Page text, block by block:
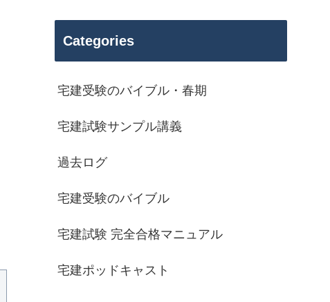
Categories
宅建受験のバイブル・春期
宅建試験サンプル講義
過去ログ
宅建受験のバイブル
宅建試験 完全合格マニュアル
宅建ポッドキャスト